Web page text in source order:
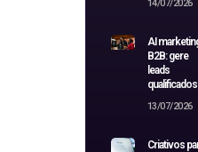
14/07/2026
AI
B2B: gere
leads
qualificados
13/07/2026
Criativos